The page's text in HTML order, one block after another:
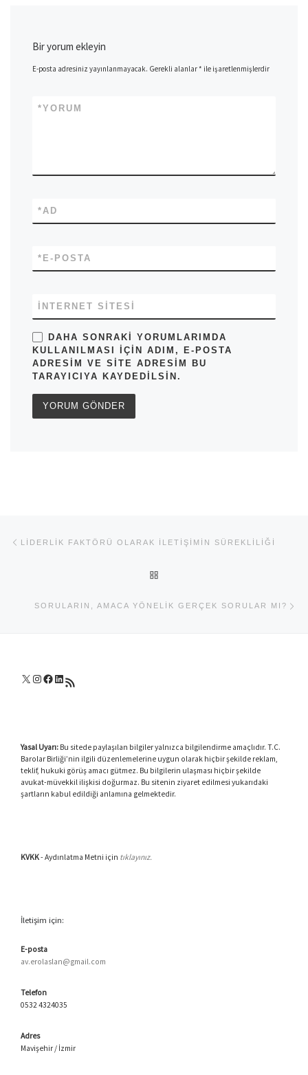
Bir yorum ekleyin
E-posta adresiniz yayınlanmayacak. Gerekli alanlar* ile işaretlenmişlerdir
YORUM
*
AD
*
E-POSTA
*
İNTERNET SITESI
DAHA SONRAKI YORUMLARIMDA
KULLANILMASI IÇIN ADIM, E-POSTA
ADRESIM VE SITE ADRESIM BU
TARAYICIYA KAYDEDILSIN.
LIDERLIK FAKTÖRÜ OLARAK İLETIŞIMIN SÜREKLILIĞI
SORULARIN, AMACA YÖNELIK GERÇEK SORULAR MI?
X Instagram
Facebook
LinkedIn
RSS akışı
Yasal Uyarı:Bu sitede paylaşılan bilgiler yalnızca bilgilendirme amaçlıdır. T.C.
Barolar Birliği’nin ilgili düzenlemelerine uygun olarak hiçbir şekilde reklam,
teklif, hukuki görüş amacı gütmez. Bu bilgilerin ulaşması hiçbir şekilde
avukat-müvekkil ilişkisi doğurmaz. Bu sitenin ziyaret edilmesi yukarıdaki
şartların kabul edildiği anlamına gelmektedir.
KVKK- Aydınlatma Metni için tıklayınız.
İletişim için:
E-posta
av.erolaslan@gmail.com
Telefon
0532 4324035
Adres
Mavişehir / İzmir